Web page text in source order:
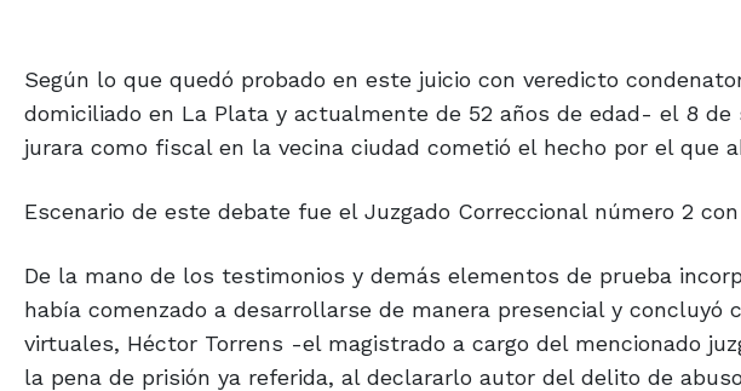
Según lo que quedó probado en este juicio con veredicto
domiciliado en La Plata y actualmente de 52 años de edad- el 8
jurara como fiscal en la vecina ciudad cometió el hecho por el que
Escenario de este debate fue el Juzgado Correccional número 2
De la mano de los testimonios y demás elementos de prueba
había comenzado a desarrollarse de manera presencial y concluyó
virtuales, Héctor Torrens -el magistrado a cargo del mencionado
la pena de prisión ya referida, al declararlo autor del delito de